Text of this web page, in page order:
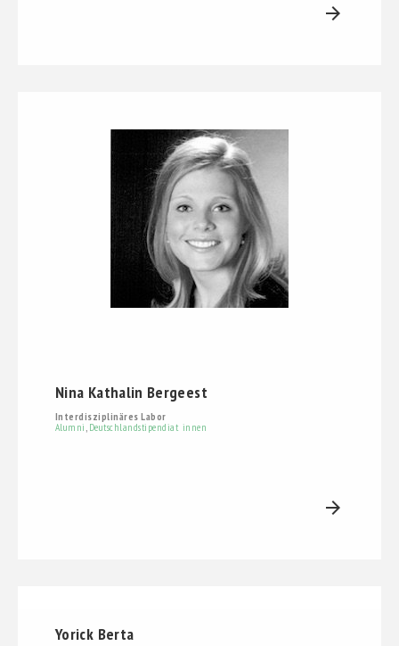
arrow_forward
Nina Kathalin Bergeest
Interdisziplinäres Labor
Alumni , Deutschlandstipendiat_innen
arrow_forward
Yorick Berta